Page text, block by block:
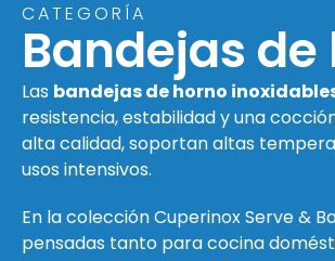
CATEGORÍA
Bandejas
Las bandejas de horno
resistencia, estabilidad y una
alta calidad, soportan altas
usos intensivos.
En la colección Cuperinox Serve &
pensadas tanto para cocina